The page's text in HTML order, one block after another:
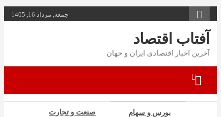
محتوا
بروید
جمعه, مرداد 16, 1405
آفتاب اقتصاد
آخرین اخبار اقتصادی ایران و جهان
صنعت و تجارت بورس و سهام